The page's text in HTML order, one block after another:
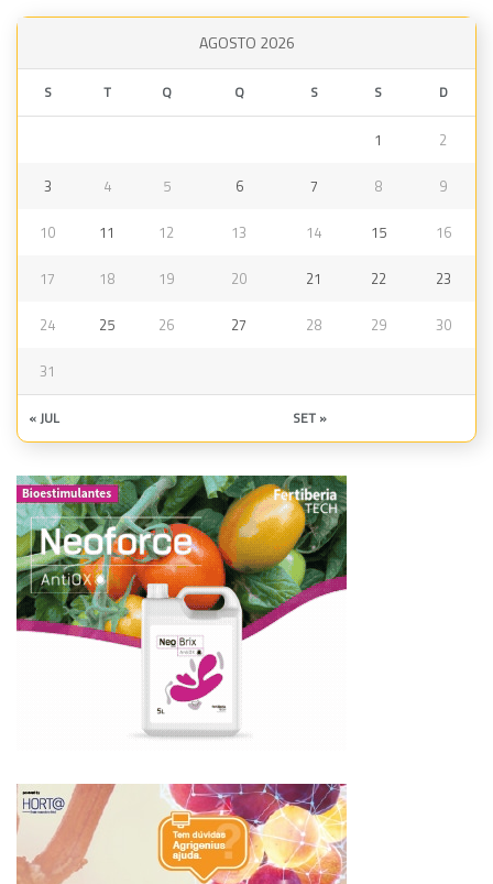
AGOSTO 2026
S T Q Q S S D
1 2
3 4 5 6 7 8 9
10 11 12 13 14 15 16
17 18 19 20 21 22 23
24 25 26 27 28 29 30
31
« JUL SET »